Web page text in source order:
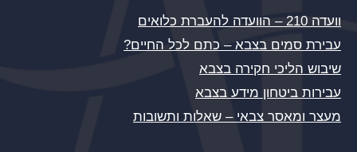
וועדה 210 – הוועדה להעברת כלואים
עבירת סמים בצבא – כתם לכל החיים?
שיבוש הליכי חקירה בצבא
עבירות ביטחון מידע בצבא
מעצר ומאסר צבאי – שאלות ותשובות